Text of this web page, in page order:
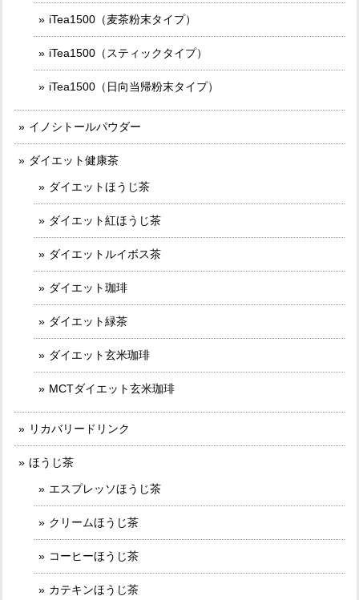
iTea1500（麦茶粉末タイプ）
iTea1500（スティックタイプ）
iTea1500（日向当帰粉末タイプ）
イノシトールパウダー
ダイエット健康茶
ダイエットほうじ茶
ダイエット紅ほうじ茶
ダイエットルイボス茶
ダイエット珈琲
ダイエット緑茶
ダイエット玄米珈琲
MCTダイエット玄米珈琲
リカバリードリンク
ほうじ茶
エスプレッソほうじ茶
クリームほうじ茶
コーヒーほうじ茶
カテキンほうじ茶